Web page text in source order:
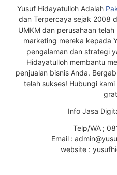
Yusuf Hidayatulloh Adalah
dan Terpercaya sejak 2008
UMKM dan perusahaan
marketing mereka kepada
pengalaman dan strategi
Hidayatulloh membantu
penjualan bisnis Anda.
telah sukses! Hubungi
Info Jasa
Telp/WA ;
Email :
website :